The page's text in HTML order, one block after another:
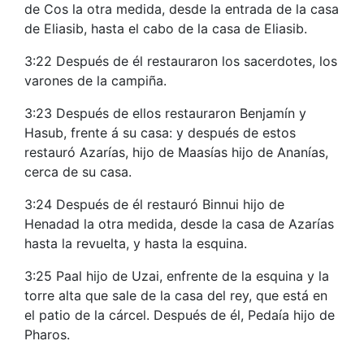
de Cos la otra medida, desde la entrada de la casa
de Eliasib, hasta el cabo de la casa de Eliasib.
3:22 Después de él restauraron los sacerdotes, los
varones de la campiña.
3:23 Después de ellos restauraron Benjamín y
Hasub, frente á su casa: y después de estos
restauró Azarías, hijo de Maasías hijo de Ananías,
cerca de su casa.
3:24 Después de él restauró Binnui hijo de
Henadad la otra medida, desde la casa de Azarías
hasta la revuelta, y hasta la esquina.
3:25 Paal hijo de Uzai, enfrente de la esquina y la
torre alta que sale de la casa del rey, que está en
el patio de la cárcel. Después de él, Pedaía hijo de
Pharos.